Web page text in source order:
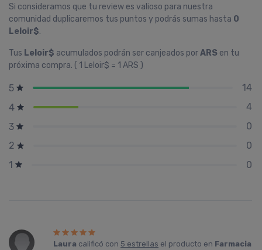
Si consideramos que tu review es valioso para nuestra
comunidad duplicaremos tus puntos y podrás sumas hasta 0
Leloir$.
Tus Leloir$ acumulados podrán ser canjeados porARS en tu
próxima compra. ( 1 Leloir$ = 1 ARS )
5
14
4
4
3
0
2
0
1
0
Laura calificó con 5 estrellas el producto en Farmacia